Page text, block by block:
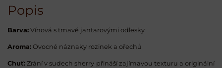
Popis
Barva: Vínová s tmavě jantarovými odlesky
Aroma: Ovocné náznaky rozinek a ořechů
Chuť: Zrání v sudech sherry přináší zajímavou texturu a originální